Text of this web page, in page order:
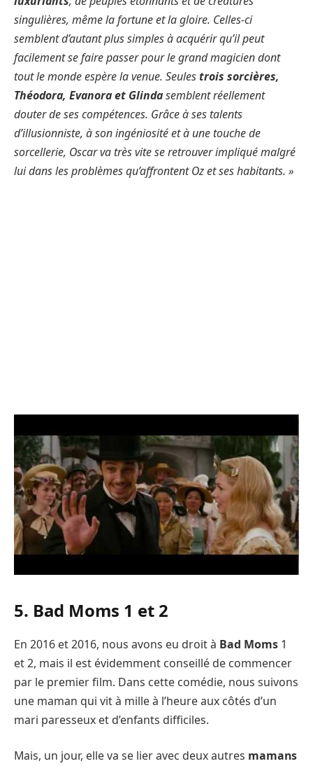
singulières, même la fortune et la gloire. Celles-ci
semblent d’autant plus simples à acquérir qu’il peut
facilement se faire passer pour le grand magicien dont
tout le monde espère la venue. Seulestrois sorcières,
Théodora, Evanora et Glindasemblent réellement
douter de ses compétences. Grâce à ses talents
d’illusionniste, à son ingéniosité et à une touche de
sorcellerie, Oscar va très vite se retrouver impliqué malgré
lui dans les problèmes qu’affrontent Oz et ses habitants. »
5. Bad Moms 1 et 2
En 2016 et 2016, nous avons eu droit à Bad Moms 1
et 2, mais il est évidemment conseillé de commencer
par le premier film. Dans cette comédie, nous suivons
une maman qui vit à mille à l’heure aux côtés d’un
mari paresseux et d’enfants difficiles.
Mais, un jour, elle va se lier avec deux autres mamans